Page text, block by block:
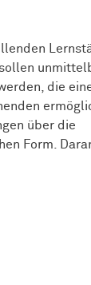
die
über die
Form.